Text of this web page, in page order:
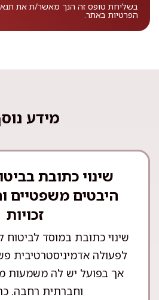
בשליחת טופס זה הנך מאשר/ת את
הפרטיות באתר.
מידע
שינוי כתובת
היבטים משפטיים
זכויות
שינוי כתובת במוסד
לפעולה אדמיניסטרטיבית
אך בפועל יש לה משמעות
וחברתית רחבה.